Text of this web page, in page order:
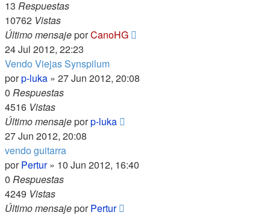
13 Respuestas
10762 Vistas
Último mensajeporCanoHG
24 Jul 2012, 22:23
Vendo Viejas Synspilum
porp-luka » 27 Jun 2012, 20:08
0 Respuestas
4516 Vistas
Último mensajeporp-luka
27 Jun 2012, 20:08
vendo guitarra
porPertur» 10 Jun 2012, 16:40
0 Respuestas
4249 Vistas
Último mensajeporPertur